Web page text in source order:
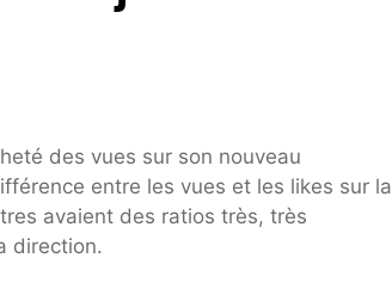
des vues sur son nouveau
entre les vues et les likes sur la
avaient des ratios très, très
direction.